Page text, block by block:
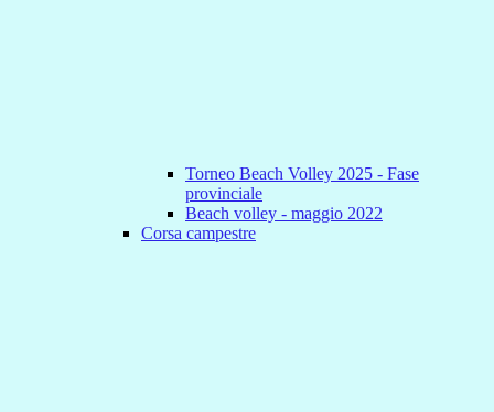
Torneo Beach Volley 2025 - Fase
provinciale
Beach volley - maggio 2022
Corsa campestre